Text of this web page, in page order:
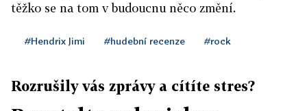
těžko se na tom v budoucnu něco změní.
#Hendrix Jimi #hudební recenze #rock
Rozrušily vás zprávy a cítíte stres?